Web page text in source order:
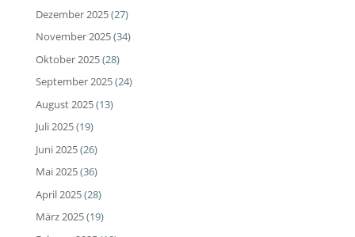
Dezember 2025(27)
November 2025(34)
Oktober 2025(28)
September 2025(24)
August 2025(13)
Juli 2025(19)
Juni 2025(26)
Mai 2025(36)
April 2025(28)
März 2025(19)